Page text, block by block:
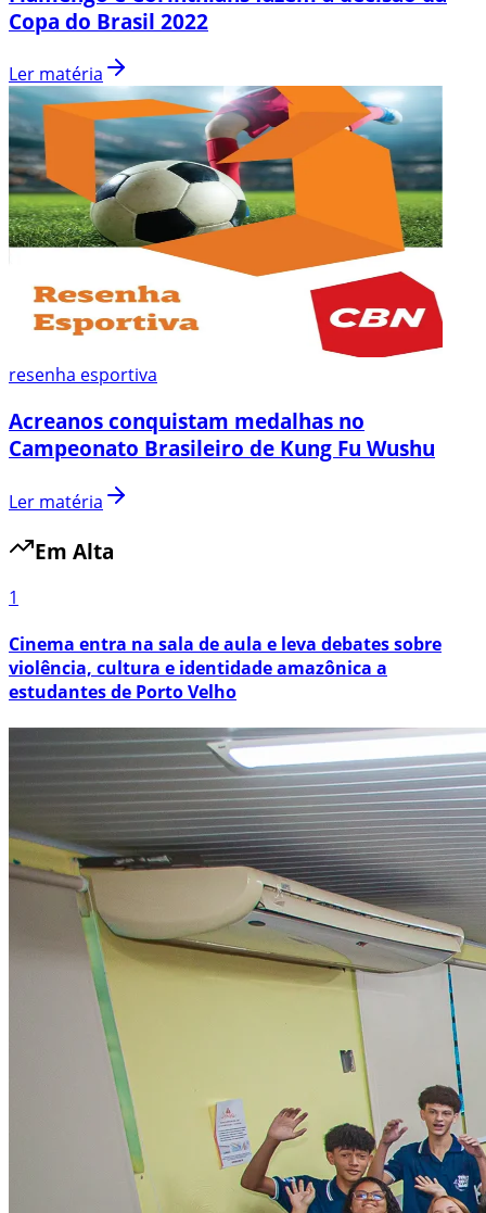
Copa do Brasil 2022
Ler matéria
resenha esportiva
Acreanos conquistam medalhas no
Campeonato Brasileiro de Kung Fu Wushu
Ler matéria
Em Alta
1
Cinema entra na sala de aula e leva debates sobre
violência, cultura e identidade amazônica a
estudantes de Porto Velho